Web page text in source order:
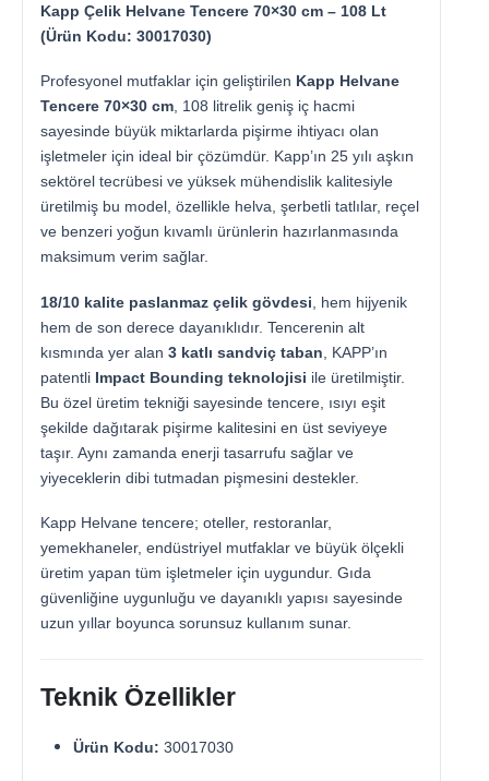
Kapp Çelik Helvane Tencere 70×30 cm – 108 Lt
(Ürün Kodu: 30017030)
Profesyonel mutfaklar için geliştirilen Kapp Helvane
Tencere 70×30 cm, 108 litrelik geniş iç hacmi
sayesinde büyük miktarlarda pişirme ihtiyacı olan
işletmeler için ideal bir çözümdür. Kapp’ın 25 yılı aşkın
sektörel tecrübesi ve yüksek mühendislik kalitesiyle
üretilmiş bu model, özellikle helva, şerbetli tatlılar, reçel
ve benzeri yoğun kıvamlı ürünlerin hazırlanmasında
maksimum verim sağlar.
18/10 kalite paslanmaz çelik gövdesi , hem hijyenik
hem de son derece dayanıklıdır. Tencerenin alt
kısmında yer alan 3 katlı sandviç taban , KAPP’ın
patentli Impact Bounding teknolojisi ile üretilmiştir.
Bu özel üretim tekniği sayesinde tencere, ısıyı eşit
şekilde dağıtarak pişirme kalitesini en üst seviyeye
taşır. Aynı zamanda enerji tasarrufu sağlar ve
yiyeceklerin dibi tutmadan pişmesini destekler.
Kapp Helvane tencere; oteller, restoranlar,
yemekhaneler, endüstriyel mutfaklar ve büyük ölçekli
üretim yapan tüm işletmeler için uygundur. Gıda
güvenliğine uygunluğu ve dayanıklı yapısı sayesinde
uzun yıllar boyunca sorunsuz kullanım sunar.
Teknik Özellikler
Ürün Kodu: 30017030